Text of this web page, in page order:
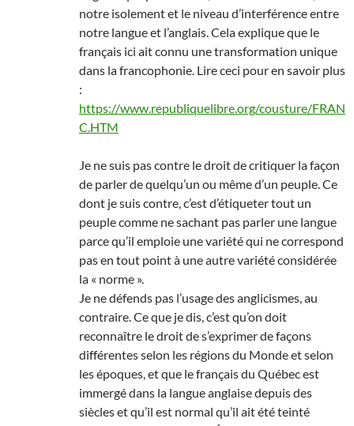
notre isolement et le niveau d’interférence entre
notre langue et l’anglais. Cela explique que le
français ici ait connu une transformation unique
dans la francophonie. Lire ceci pour en savoir plus
:
https://www.republiquelibre.org/cousture/FRAN
C.HTM
Je ne suis pas contre le droit de critiquer la façon
de parler de quelqu’un ou même d’un peuple. Ce
dont je suis contre, c’est d’étiqueter tout un
peuple comme ne sachant pas parler une langue
parce qu’il emploie une variété qui ne correspond
pas en tout point à une autre variété considérée
la « norme ».
Je ne défends pas l’usage des anglicismes, au
contraire. Ce que je dis, c’est qu’on doit
reconnaître le droit de s’exprimer de façons
différentes selon les régions du Monde et selon
les époques, et que le français du Québec est
immergé dans la langue anglaise depuis des
siècles et qu’il est normal qu’il ait été teinté